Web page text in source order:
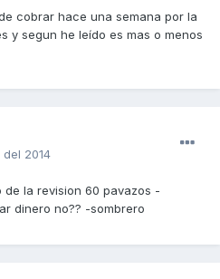
cobrar hace una semana por la
y segun he leído es mas o menos
del 2014
la revision 60 pavazos -
dinero no?? -sombrero